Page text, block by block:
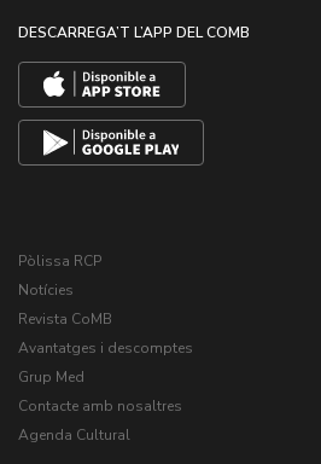
DESCARREGA’T L’APP DEL COMB
Pòlissa RCP
Notícies
Revista CoMB
Avantatges i descomptes
Grup Med
Contacte amb nosaltres
Agenda Cultural